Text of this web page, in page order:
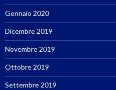
Gennaio 2020
Dicembre 2019
Novembre 2019
Ottobre 2019
Settembre 2019